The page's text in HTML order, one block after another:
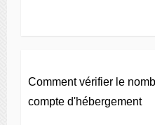
Comment vérifier le
compte d'hébergement